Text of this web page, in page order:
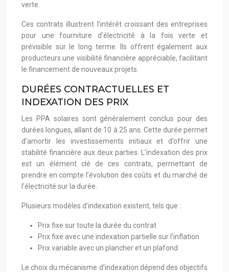
verte.
Ces contrats illustrent l’intérêt croissant des entreprises
pour une fourniture d’électricité à la fois verte et
prévisible sur le long terme. Ils offrent également aux
producteurs une visibilité financière appréciable, facilitant
le financement de nouveaux projets.
DURÉES CONTRACTUELLES ET
INDEXATION DES PRIX
Les PPA solaires sont généralement conclus pour des
durées longues, allant de 10 à 25 ans. Cette durée permet
d’amortir les investissements initiaux et d’offrir une
stabilité financière aux deux parties. L’indexation des prix
est un élément clé de ces contrats, permettant de
prendre en compte l’évolution des coûts et du marché de
l’électricité sur la durée.
Plusieurs modèles d’indexation existent, tels que :
Prix fixe sur toute la durée du contrat
Prix fixe avec une indexation partielle sur l’inflation
Prix variable avec un plancher et un plafond
Le choix du mécanisme d’indexation dépend des objectifs